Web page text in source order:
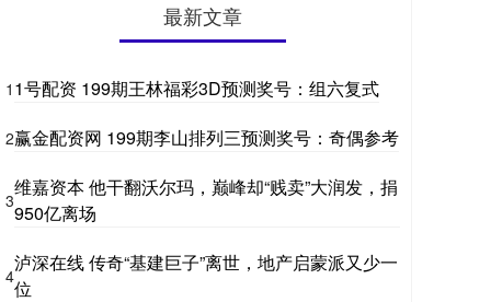
最新文章
1 1号配资 199期王林福彩3D预测奖号：组六复式
2赢金配资网 199期李山排列三预测奖号：奇偶参考
3
维嘉资本 他干翻沃尔玛，巅峰却“贱卖”大润发，捐
950亿离场
4
泸深在线 传奇“基建巨子”离世，地产启蒙派又少一
位